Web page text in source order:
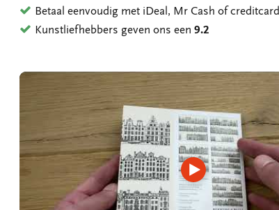
Betaal eenvoudig met iDeal, Mr Cash of creditcard
Kunstliefhebbers geven ons een9.2
Video
afspelen